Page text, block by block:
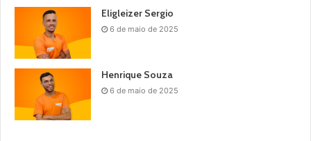
Eligleizer Sergio
6 de maio de 2025
Henrique Souza
6 de maio de 2025